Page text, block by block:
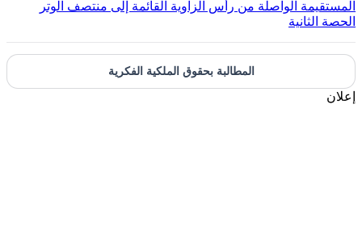
المستقيمة الواصلة من رأس الزاوية القائمة إلى منتصف الوتر
الحصة الثانية
المطالبة بحقوق الملكية الفكرية
إعلان